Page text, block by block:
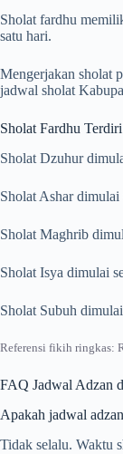
Sholat fardhu
satu hari.
Mengerjakan sholat
jadwal sholat
Sholat Fardhu
Sholat Dzuhur
Sholat Ashar
Sholat Maghrib
Sholat Isya dimulai
Sholat Subuh
Referensi fikih ringkas:
FAQ Jadwal Adzan
Apakah jadwal
Tidak selalu. Waktu